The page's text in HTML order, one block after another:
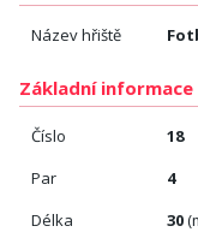
Název hřiště
Základní informace
Číslo
18
Par
4
Délka
30